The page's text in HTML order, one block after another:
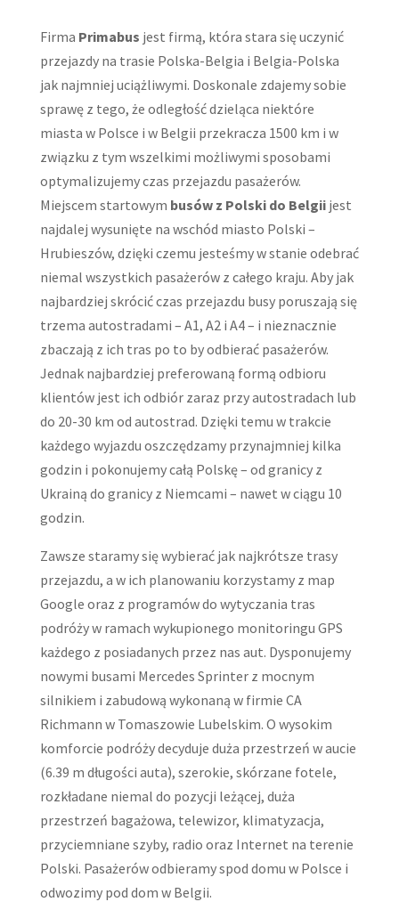
Firma Primabus jest firmą, która stara się uczynić
przejazdy na trasie Polska-Belgia i Belgia-Polska
jak najmniej uciążliwymi. Doskonale zdajemy sobie
sprawę z tego, że odległość dzieląca niektóre
miasta w Polsce i w Belgii przekracza 1500 km i w
związku z tym wszelkimi możliwymi sposobami
optymalizujemy czas przejazdu pasażerów.
Miejscem startowym busów z Polski do Belgii jest
najdalej wysunięte na wschód miasto Polski –
Hrubieszów, dzięki czemu jesteśmy w stanie odebrać
niemal wszystkich pasażerów z całego kraju. Aby jak
najbardziej skrócić czas przejazdu busy poruszają się
trzema autostradami – A1, A2 i A4 – i nieznacznie
zbaczają z ich tras po to by odbierać pasażerów.
Jednak najbardziej preferowaną formą odbioru
klientów jest ich odbiór zaraz przy autostradach lub
do 20-30 km od autostrad. Dzięki temu w trakcie
każdego wyjazdu oszczędzamy przynajmniej kilka
godzin i pokonujemy całą Polskę – od granicy z
Ukrainą do granicy z Niemcami – nawet w ciągu 10
godzin.
Zawsze staramy się wybierać jak najkrótsze trasy
przejazdu, a w ich planowaniu korzystamy z map
Google oraz z programów do wytyczania tras
podróży w ramach wykupionego monitoringu GPS
każdego z posiadanych przez nas aut. Dysponujemy
nowymi busami Mercedes Sprinter z mocnym
silnikiem i zabudową wykonaną w firmie CA
Richmann w Tomaszowie Lubelskim. O wysokim
komforcie podróży decyduje duża przestrzeń w aucie
(6.39 m długości auta), szerokie, skórzane fotele,
rozkładane niemal do pozycji leżącej, duża
przestrzeń bagażowa, telewizor, klimatyzacja,
przyciemniane szyby, radio oraz Internet na terenie
Polski. Pasażerów odbieramy spod domu w Polsce i
odwozimy pod dom w Belgii.